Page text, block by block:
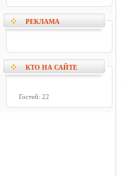
РЕКЛАМА
КТО НА САЙТЕ
Гостей: 22